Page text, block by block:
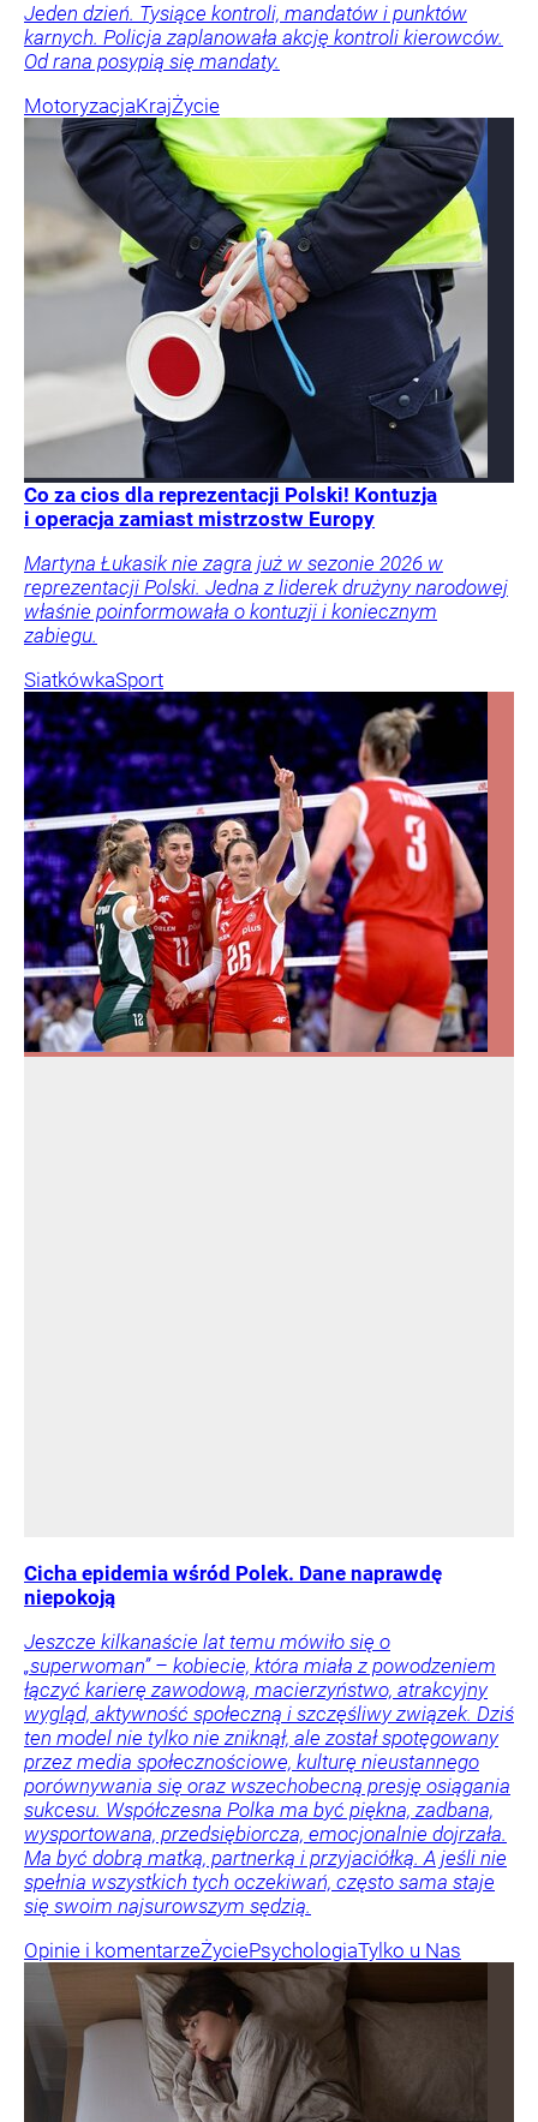
Jeden dzień. Tysiące kontroli, mandatów i punktów
karnych. Policja zaplanowała akcję kontroli kierowców.
Od rana posypią się mandaty.
MotoryzacjaKrajŻycie
Co za cios dla reprezentacji Polski! Kontuzja
i operacja zamiast mistrzostw Europy
Martyna Łukasik nie zagra już w sezonie 2026 w
reprezentacji Polski. Jedna z liderek drużyny narodowej
właśnie poinformowała o kontuzji i koniecznym
zabiegu.
SiatkówkaSport
Cicha epidemia wśród Polek. Dane naprawdę
niepokoją
Jeszcze kilkanaście lat temu mówiło się o
„superwoman” – kobiecie, która miała z powodzeniem
łączyć karierę zawodową, macierzyństwo, atrakcyjny
wygląd, aktywność społeczną i szczęśliwy związek. Dziś
ten model nie tylko nie zniknął, ale został spotęgowany
przez media społecznościowe, kulturę nieustannego
porównywania się oraz wszechobecną presję osiągania
sukcesu. Współczesna Polka ma być piękna, zadbana,
wysportowana, przedsiębiorcza, emocjonalnie dojrzała.
Ma być dobrą matką, partnerką i przyjaciółką. A jeśli nie
spełnia wszystkich tych oczekiwań, często sama staje
się swoim najsurowszym sędzią.
Opinie i komentarzeŻyciePsychologiaTylko u Nas